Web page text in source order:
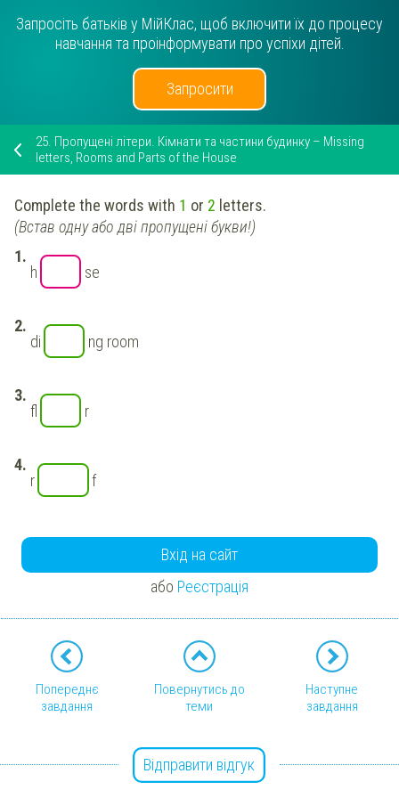
Запросіть батьків у МійКлас, щоб включити їх до процесу
навчання та проінформувати про успіхи дітей.
Запросити
25. Пропущені літери. Кімнати та частини будинку – Missing
letters, Rooms and Parts of the House
Complete the words with 1 or 2 letters.
(Встав одну або дві пропущені букви!)
h se
di ng room
fl r
r f
Вхід на сайт
або Реєстрація
Попереднє
завдання
Повернутись до
теми
Наступне
завдання
Відправити відгук